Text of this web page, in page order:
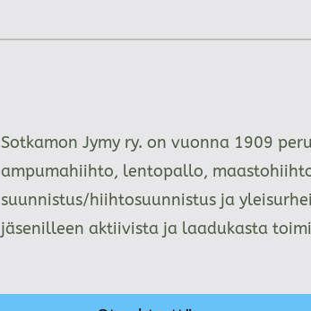
Sotkamon Jymy ry. on vuonna 1909
ampumahiihto, lentopallo,
suunnistus/hiihtosuunnistus ja
jäsenilleen aktiivista ja laadukasta